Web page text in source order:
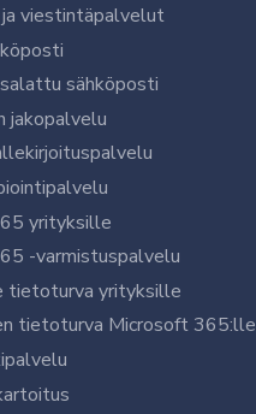
viestintäpalvelut
sähköposti
jakopalvelu
yrityksille
-varmistuspalvelu
tietoturva yrityksille
tietoturva Microsoft 365:lle